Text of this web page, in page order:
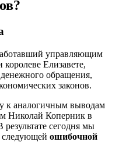
управляющим
Елизавете,
обращения,
законов.
к аналогичным выводам
Николай Коперник в
результате сегодня мы
следующей ошибочной